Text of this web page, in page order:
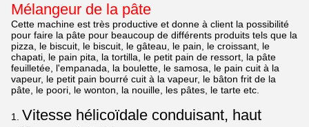
Mélangeur de la pâte
Cette machine est très productive et donne à client la possibilité
pour faire la pâte pour beaucoup de différents produits tels que la
pizza, le biscuit, le biscuit, le gâteau, le pain, le croissant, le
chapati, le pain pita, la tortilla, le petit pain de ressort, la pâte
feuilletée, l'empanada, la boulette, le samosa, le pain cuit à la
vapeur, le petit pain bourré cuit à la vapeur, le bâton frit de la
pâte, le poori, le wonton, la nouille, les pâtes, le tarte etc.
1. Vitesse hélicoïdale conduisant, haut